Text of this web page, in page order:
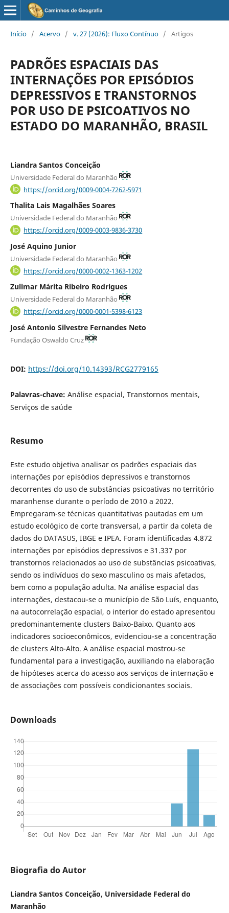
Início / Acervo / v. 27 (2026): Fluxo Contínuo / Artigos
PADRÕES ESPACIAIS DAS
INTERNAÇÕES POR EPISÓDIOS
DEPRESSIVOS E TRANSTORNOS
POR USO DE PSICOATIVOS NO
ESTADO DO MARANHÃO, BRASIL
Liandra Santos Conceição
Universidade Federal do Maranhão
https://orcid.org/0009-0004-7262-5971
Thalita Lais Magalhães Soares
Universidade Federal do Maranhão
https://orcid.org/0009-0003-9836-3730
José Aquino Junior
Universidade Federal do Maranhão
https://orcid.org/0000-0002-1363-1202
Zulimar Márita Ribeiro Rodrigues
Universidade Federal do Maranhão
https://orcid.org/0000-0001-5398-6123
José Antonio Silvestre Fernandes Neto
Fundação Oswaldo Cruz
DOI: https://doi.org/10.14393/RCG2779165
Palavras-chave: Análise espacial, Transtornos mentais,
Serviços de saúde
Resumo
Este estudo objetiva analisar os padrões espaciais das
internações por episódios depressivos e transtornos
decorrentes do uso de substâncias psicoativas no território
maranhense durante o período de 2010 a 2022.
Empregaram-se técnicas quantitativas pautadas em um
estudo ecológico de corte transversal, a partir da coleta de
dados do DATASUS, IBGE e IPEA. Foram identificadas 4.872
internações por episódios depressivos e 31.337 por
transtornos relacionados ao uso de substâncias psicoativas,
sendo os indivíduos do sexo masculino os mais afetados,
bem como a população adulta. Na análise espacial das
internações, destacou-se o município de São Luís, enquanto,
na autocorrelação espacial, o interior do estado apresentou
predominantemente clusters Baixo-Baixo. Quanto aos
indicadores socioeconômicos, evidenciou-se a concentração
de clusters Alto-Alto. A análise espacial mostrou-se
fundamental para a investigação, auxiliando na elaboração
de hipóteses acerca do acesso aos serviços de internação e
de associações com possíveis condicionantes sociais.
Downloads
Biografia do Autor
Liandra Santos Conceição, Universidade Federal do
Maranhão